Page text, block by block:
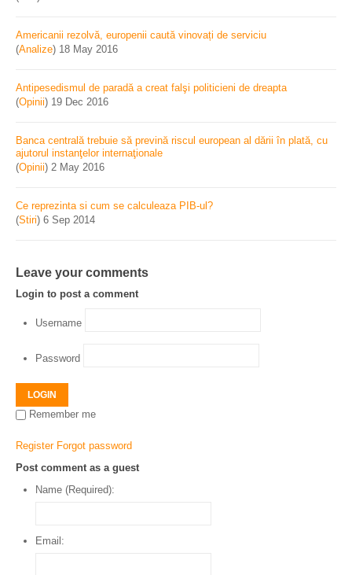
Americanii rezolvă, europenii caută vinovați de serviciu
(Analize) 18 May 2016
Antipesedismul de paradă a creat falşi politicieni de dreapta
(Opinii) 19 Dec 2016
Banca centrală trebuie să prevină riscul european al dării în plată, cu
ajutorul instanţelor internaţionale
(Opinii) 2 May 2016
Ce reprezinta si cum se calculeaza PIB-ul?
(Stiri) 6 Sep 2014
Leave your comments
Login to post a comment
Username
Password
LOGIN
Remember me
Register Forgot password
Post comment as a guest
Name (Required):
Email: